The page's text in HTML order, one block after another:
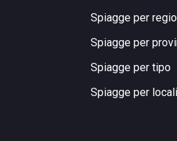
Spiagge per
Spiagge per
Spiagge per tipo
Spiagge per